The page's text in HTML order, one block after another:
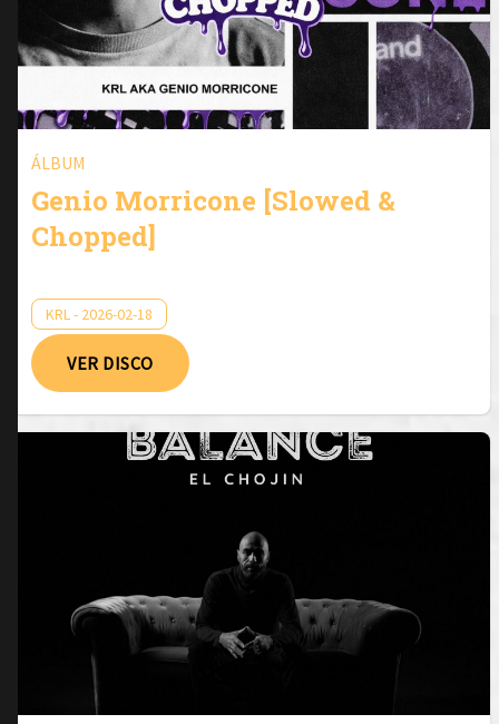
ÁLBUM
Genio Morricone [Slowed &
Chopped]
KRL - 2026-02-18
VER DISCO